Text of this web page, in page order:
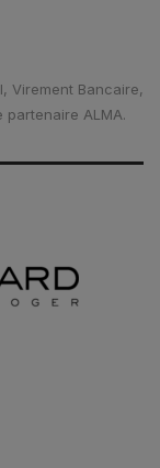
Virement Bancaire,
ALMA.